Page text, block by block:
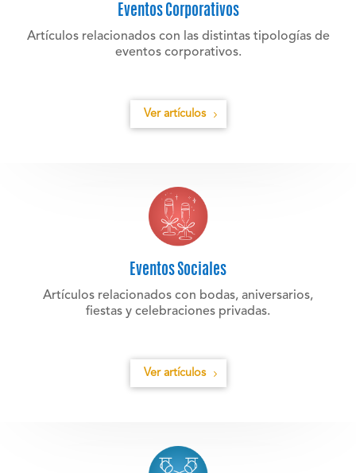
Eventos Corporativos
Artículos relacionados con las distintas tipologías de
eventos corporativos.
Ver artículos
Eventos Sociales
Artículos relacionados con bodas, aniversarios,
fiestas y celebraciones privadas.
Ver artículos